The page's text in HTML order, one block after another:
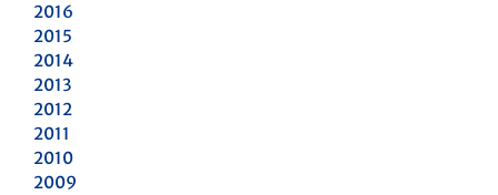
2016
2015
2014
2013
2012
2011
2010
2009